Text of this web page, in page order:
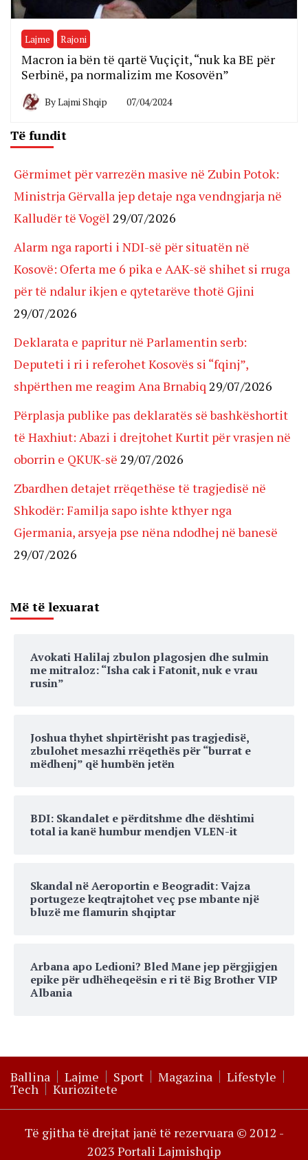
Lajme Rajoni
Macron ia bën të qartë Vuçiçit, “nuk ka BE për
Serbinë, pa normalizim me Kosovën”
ByLajmi Shqip 07/04/2024
Të fundit
Gërmimet për varrezën masive në Zubin Potok:
Ministrja Gërvalla jep detaje nga vendngjarja në
Kalludër të Vogël 29/07/2026
Alarm nga raporti i NDI-së për situatën në
Kosovë: Oferta me 6 pika e AAK-së shihet si rruga
për të ndalur ikjen e qytetarëve thotë Gjini
29/07/2026
Deklarata e papritur në Parlamentin serb:
Deputeti i ri i referohet Kosovës si “fqinj”,
shpërthen me reagim Ana Brnabiq 29/07/2026
Përplasja publike pas deklaratës së bashkëshortit
të Haxhiut: Abazi i drejtohet Kurtit për vrasjen në
oborrin e QKUK-së 29/07/2026
Zbardhen detajet rrëqethëse të tragjedisë në
Shkodër: Familja sapo ishte kthyer nga
Gjermania, arsyeja pse nëna ndodhej në banesë
29/07/2026
Më të lexuarat
Avokati Halilaj zbulon plagosjen dhe sulmin
me mitraloz: “Isha cak i Fatonit, nuk e vrau
rusin”
Joshua thyhet shpirtërisht pas tragjedisë,
zbulohet mesazhi rrëqethës për “burrat e
mëdhenj” që humbën jetën
BDI: Skandalet e përditshme dhe dështimi
total ia kanë humbur mendjen VLEN-it
Skandal në Aeroportin e Beogradit: Vajza
portugeze keqtrajtohet veç pse mbante një
bluzë me flamurin shqiptar
Arbana apo Ledioni? Bled Mane jep përgjigjen
epike për udhëheqeësin e ri të Big Brother VIP
Albania
Ballina Lajme Sport Magazina Lifestyle
Tech Kuriozitete
Të gjitha të drejtat janë të rezervuara © 2012 -
2023 Portali Lajmishqip